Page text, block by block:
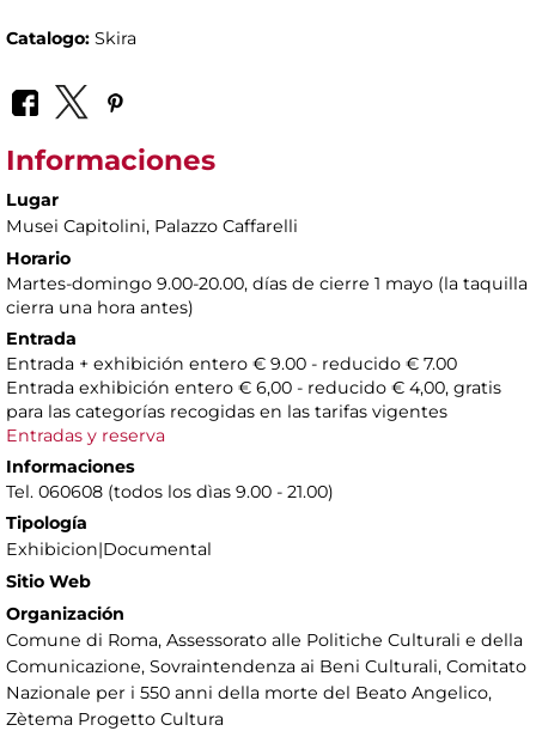
Catalogo: Skira
Informaciones
Lugar
Musei Capitolini, Palazzo Caffarelli
Horario
Martes-domingo 9.00-20.00, días de cierre 1 mayo (la taquilla
cierra una hora antes)
Entrada
Entrada + exhibición entero € 9.00 - reducido € 7.00
Entrada exhibición entero € 6,00 - reducido € 4,00, gratis
para las categorías recogidas en las tarifas vigentes
Entradas y reserva
Informaciones
Tel. 060608 (todos los dìas 9.00 - 21.00)
Tipología
Exhibicion|Documental
Sitio Web
Organización
Comune di Roma, Assessorato alle Politiche Culturali e della
Comunicazione, Sovraintendenza ai Beni Culturali, Comitato
Nazionale per i 550 anni della morte del Beato Angelico,
Zètema Progetto Cultura